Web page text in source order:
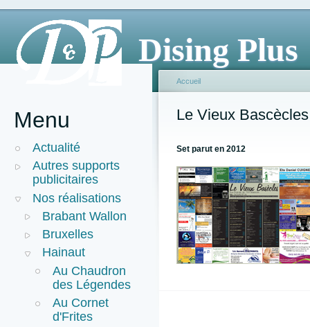
Dising Plus
Menu
Actualité
Autres supports
publicitaires
Nos réalisations
Brabant Wallon
Bruxelles
Hainaut
Au Chaudron
des Légendes
Au Cornet
d'Frites
Accueil
Le Vieux
Set parut en 2012